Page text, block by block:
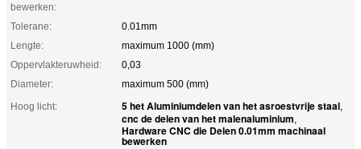
bewerken:
Tolerane:
0.01mm
Lengte:
maximum 1000 (mm)
Oppervlakteruwheid:
0,03
Diameter:
maximum 500 (mm)
Hoog licht:
5 het Aluminiumdelen van het asroestvrije staal,
cnc de delen van het malenaluminium,
Hardware CNC die Delen 0.01mm machinaal
bewerken